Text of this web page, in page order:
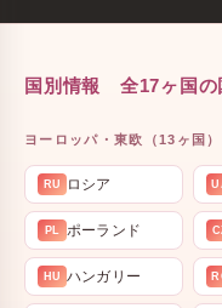
国別情報 全17ヶ国の
ヨーロッパ・東欧（13ヶ国）
RU ロシア
PL ポーランド
HU ハンガリー